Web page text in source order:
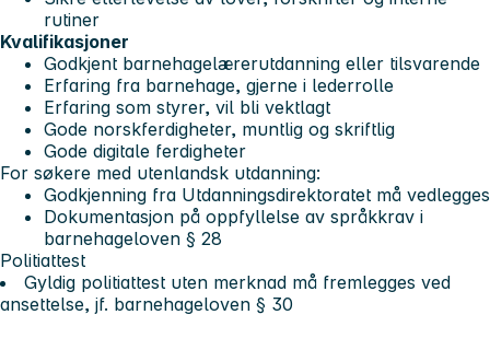
rutiner
Kvalifikasjoner
Godkjent barnehagelærerutdanning eller tilsvarende
Erfaring fra barnehage, gjerne i lederrolle
Erfaring som styrer, vil bli vektlagt
Gode norskferdigheter, muntlig og skriftlig
Gode digitale ferdigheter
For søkere med utenlandsk utdanning:
Godkjenning fra Utdanningsdirektoratet må vedlegges
Dokumentasjon på oppfyllelse av språkkrav i
barnehageloven § 28
Politiattest
Gyldig politiattest uten merknad må fremlegges ved
ansettelse, jf. barnehageloven § 30